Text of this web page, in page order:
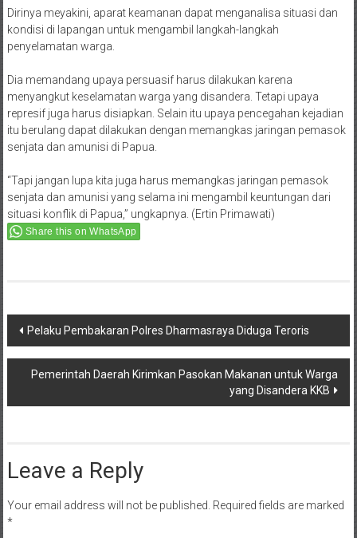
Dirinya meyakini, aparat keamanan dapat menganalisa situasi dan
kondisi di lapangan untuk mengambil langkah-langkah
penyelamatan warga.
Dia memandang upaya persuasif harus dilakukan karena
menyangkut keselamatan warga yang disandera. Tetapi upaya
represif juga harus disiapkan. Selain itu upaya pencegahan kejadian
itu berulang dapat dilakukan dengan memangkas jaringan pemasok
senjata dan amunisi di Papua.
“Tapi jangan lupa kita juga harus memangkas jaringan pemasok
senjata dan amunisi yang selama ini mengambil keuntungan dari
situasi konflik di Papua,” ungkapnya. (Ertin Primawati)
Share this on WhatsApp
Post
navigation
Pelaku Pembakaran Polres Dharmasraya Diduga Teroris
Pemerintah Daerah Kirimkan Pasokan Makanan untuk Warga
yang Disandera KKB
Leave a Reply
Your email address will not be published. Required fields are marked
*